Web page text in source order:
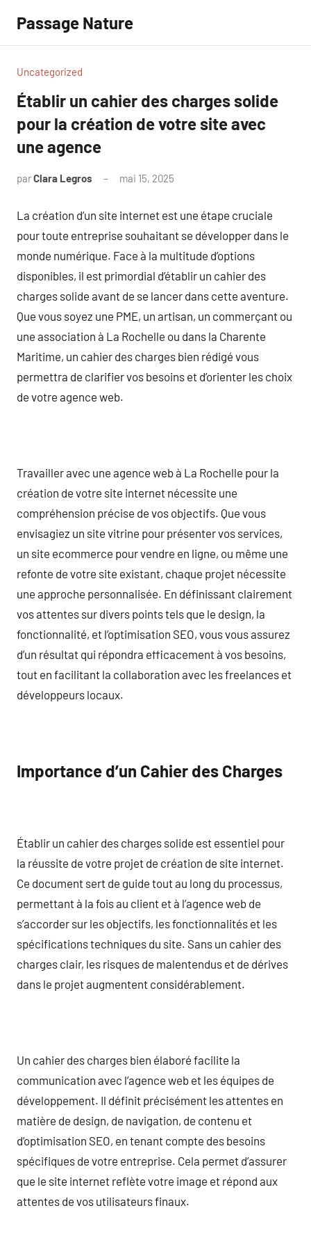
contenu
Passage Nature
Uncategorized
Établir un cahier des charges solide
pour la création de votre site avec
une agence
parClara Legros mai 15, 2025
La création d’un site internet est une étape cruciale
pour toute entreprise souhaitant se développer dans le
monde numérique. Face à la multitude d’options
disponibles, il est primordial d’établir un cahier des
charges solide avant de se lancer dans cette aventure.
Que vous soyez une PME, un artisan, un commerçant ou
une association à La Rochelle ou dans la Charente
Maritime, un cahier des charges bien rédigé vous
permettra de clarifier vos besoins et d’orienter les choix
de votre agence web.
Travailler avec une agence web à La Rochelle pour la
création de votre site internet nécessite une
compréhension précise de vos objectifs. Que vous
envisagiez un site vitrine pour présenter vos services,
un site ecommerce pour vendre en ligne, ou même une
refonte de votre site existant, chaque projet nécessite
une approche personnalisée. En définissant clairement
vos attentes sur divers points tels que le design, la
fonctionnalité, et l’optimisation SEO, vous vous assurez
d’un résultat qui répondra efficacement à vos besoins,
tout en facilitant la collaboration avec les freelances et
développeurs locaux.
Importance d’un Cahier des Charges
Établir un cahier des charges solide est essentiel pour
la réussite de votre projet de création de site internet.
Ce document sert de guide tout au long du processus,
permettant à la fois au client et à l’agence web de
s’accorder sur les objectifs, les fonctionnalités et les
spécifications techniques du site. Sans un cahier des
charges clair, les risques de malentendus et de dérives
dans le projet augmentent considérablement.
Un cahier des charges bien élaboré facilite la
communication avec l’agence web et les équipes de
développement. Il définit précisément les attentes en
matière de design, de navigation, de contenu et
d’optimisation SEO, en tenant compte des besoins
spécifiques de votre entreprise. Cela permet d’assurer
que le site internet reflète votre image et répond aux
attentes de vos utilisateurs finaux.